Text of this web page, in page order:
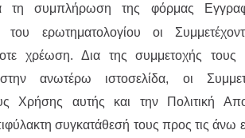
τη συμπλήρωση της φόρμας
ερωτηματολογίου οι
χρέωση. Δια της συμμετοχής τους
ανωτέρω ιστοσελίδα, οι
Χρήσης αυτής και την Πολιτική
συγκατάθεσή τους προς τις άνω